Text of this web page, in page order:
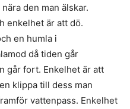
den man älskar.
enkelhet är att dö.
en humla i
då tiden går
går fort. Enkelhet är att
klippa till dess man
vattenpass. Enkelhet